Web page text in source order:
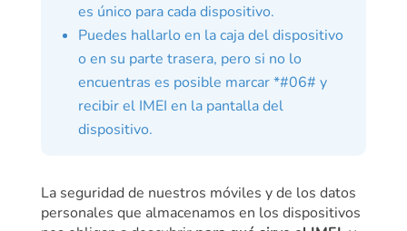
es único para cada dispositivo.
Puedes hallarlo en la caja del dispositivo
o en su parte trasera, pero si no lo
encuentras es posible marcar *#06# y
recibir el IMEI en la pantalla del
dispositivo.
La seguridad de nuestros móviles y de los datos
personales que almacenamos en los dispositivos